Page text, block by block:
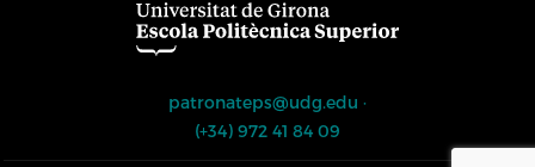
patronateps@udg.edu ·
(+34) 972 41 84 09